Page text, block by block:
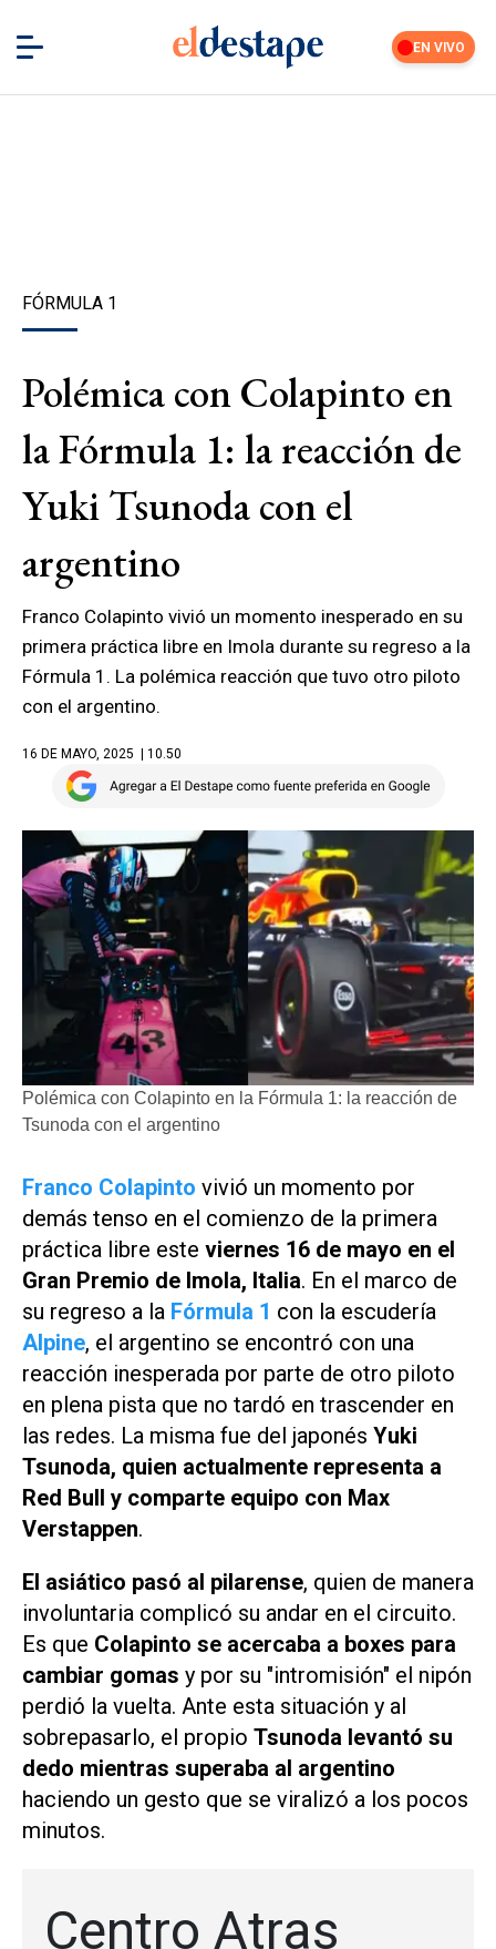
EN VIVO
FÓRMULA 1
Polémica con Colapinto en
la Fórmula 1: la reacción de
Yuki Tsunoda con el
argentino
Franco Colapinto vivió un momento inesperado en su
primera práctica libre en Imola durante su regreso a la
Fórmula 1. La polémica reacción que tuvo otro piloto
con el argentino.
16 DE MAYO, 2025 | 10.50
Polémica con Colapinto en la Fórmula 1: la reacción de
Tsunoda con el argentino
Franco Colapinto vivió un momento por
demás tenso en el comienzo de la primera
práctica libre este viernes 16 de mayo en el
Gran Premio de Imola, Italia. En el marco de
su regreso a la Fórmula 1 con la escudería
Alpine, el argentino se encontró con una
reacción inesperada por parte de otro piloto
en plena pista que no tardó en trascender en
las redes. La misma fue del japonés Yuki
Tsunoda, quien actualmente representa a
Red Bull y comparte equipo con Max
Verstappen.
El asiático pasó al pilarense, quien de manera
involuntaria complicó su andar en el circuito.
Es que Colapinto se acercaba a boxes para
cambiar gomas y por su "intromisión" el nipón
perdió la vuelta. Ante esta situación y al
sobrepasarlo, el propio Tsunoda levantó su
dedo mientras superaba al argentino
haciendo un gesto que se viralizó a los pocos
minutos.